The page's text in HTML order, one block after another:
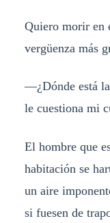
Quiero morir en
vergüenza más
—¿Dónde está
le cuestiona mi
El hombre que
habitación se
un aire
si fuesen de